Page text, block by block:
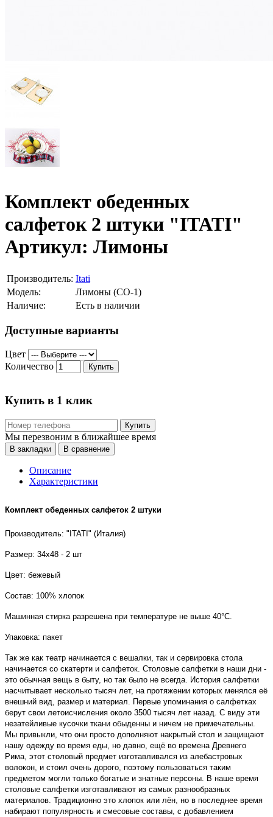
Комплект обеденных
салфеток 2 штуки "ITATI"
Артикул: Лимоны
Производитель: Itati
Модель:
Лимоны (СО-1)
Наличие:
Есть в наличии
Доступные варианты
Цвет
Количество
Купить
Купить в 1 клик
Купить
Мы перезвоним в ближайшее время
В закладки В сравнение
Описание
Характеристики
Комплект обеденных салфеток 2 штуки
Производитель: "ITATI" (Италия)
Размер: 34х48 - 2 шт
Цвет: бежевый
Состав: 100% хлопок
Машинная стирка разрешена при температуре не выше 40°C.
Упаковка: пакет
Так же как театр начинается с вешалки, так и сервировка стола
начинается со скатерти и салфеток. Столовые салфетки в наши дни -
это обычная вещь в быту, но так было не всегда. История салфетки
насчитывает несколько тысяч лет, на протяжении которых менялся её
внешний вид, размер и материал. Первые упоминания о салфетках
берут свои летоисчисления около 3500 тысяч лет назад. С виду эти
незатейливые кусочки ткани обыденны и ничем не примечательны.
Мы привыкли, что они просто дополняют накрытый стол и защищают
нашу одежду во время еды, но давно, ещё во времена Древнего
Рима, этот столовый предмет изготавливался из алебастровых
волокон, и стоил очень дорого, поэтому пользоваться таким
предметом могли только богатые и знатные персоны. В наше время
столовые салфетки изготавливают из самых разнообразных
материалов. Традиционно это хлопок или лён, но в последнее время
набирают популярность и смесовые составы, с добавлением